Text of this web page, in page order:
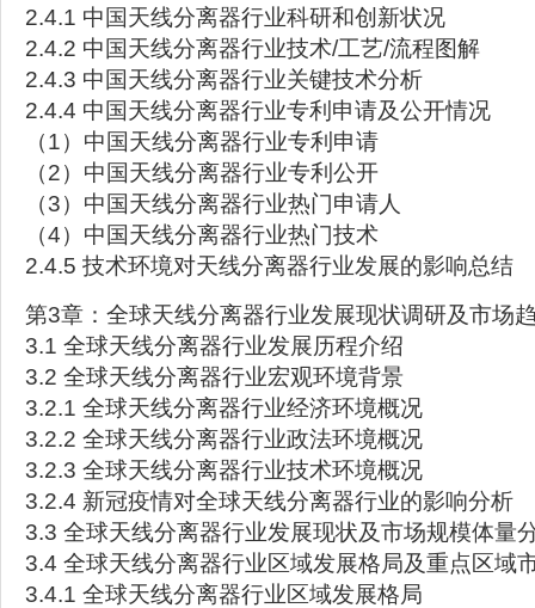
2.4.1 中国天线分离器行业科研和创新状况
2.4.2 中国天线分离器行业技术/工艺/流程图解
2.4.3 中国天线分离器行业关键技术分析
2.4.4 中国天线分离器行业专利申请及公开情况
（1）中国天线分离器行业专利申请
（2）中国天线分离器行业专利公开
（3）中国天线分离器行业热门申请人
（4）中国天线分离器行业热门技术
2.4.5 技术环境对天线分离器行业发展的影响总结
第3章：全球天线分离器行业发展现状调研及市场
3.1 全球天线分离器行业发展历程介绍
3.2 全球天线分离器行业宏观环境背景
3.2.1 全球天线分离器行业经济环境概况
3.2.2 全球天线分离器行业政法环境概况
3.2.3 全球天线分离器行业技术环境概况
3.2.4 新冠疫情对全球天线分离器行业的影响分析
3.3 全球天线分离器行业发展现状及市场规模体量
3.4 全球天线分离器行业区域发展格局及重点区域
3.4.1 全球天线分离器行业区域发展格局